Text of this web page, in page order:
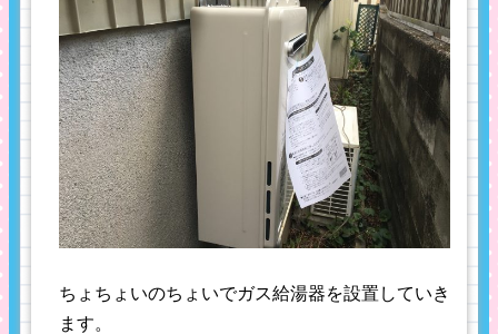
ちょちょいのちょいでガス給湯器を設置していき
ます。